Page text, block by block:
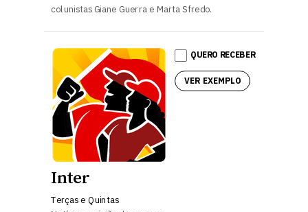
colunistas Giane Guerra e Marta Sfredo.
Inter
Terças e Quintas
QUERO RECEBER
VER EXEMPLO